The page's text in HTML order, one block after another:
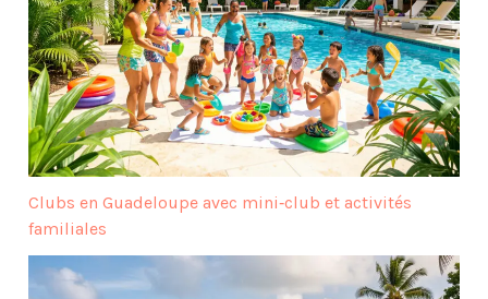
Clubs en Guadeloupe avec mini‑club et activités
familiales